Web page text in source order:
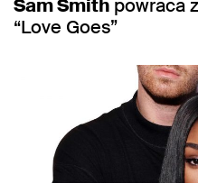
Sam Smith powraca
“Love Goes”